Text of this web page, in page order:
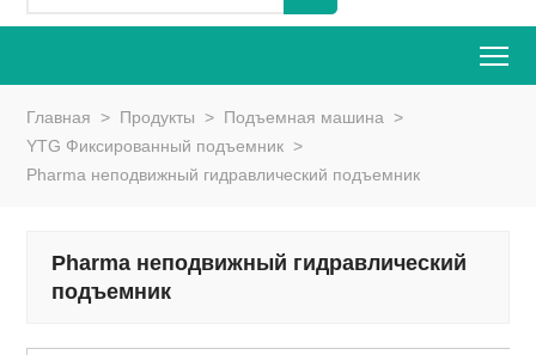
Главная > Продукты > Подъемная машина >
YTG Фиксированный подъемник >
Pharma неподвижный гидравлический подъемник
Pharma неподвижный гидравлический
подъемник